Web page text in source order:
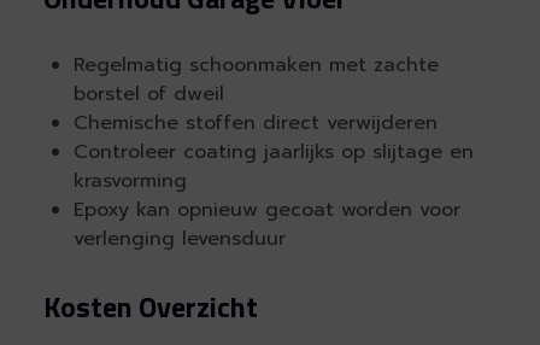
Regelmatig schoonmaken met zachte
borstel of dweil
Chemische stoffen direct verwijderen
Controleer coating jaarlijks op slijtage en
krasvorming
Epoxy kan opnieuw gecoat worden voor
verlenging levensduur
Kosten Overzicht